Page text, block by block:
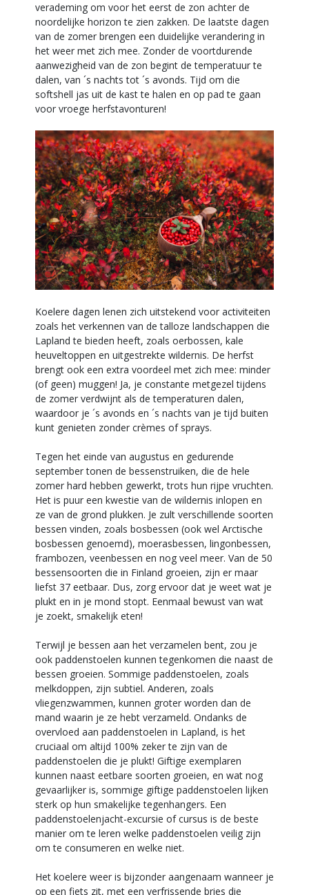
verademing om voor het eerst de zon achter de
noordelijke horizon te zien zakken. De laatste dagen
van de zomer brengen een duidelijke verandering in
het weer met zich mee. Zonder de voortdurende
aanwezigheid van de zon begint de temperatuur te
dalen, van ´s nachts tot ´s avonds. Tijd om die
softshell jas uit de kast te halen en op pad te gaan
voor vroege herfstavonturen!
Koelere dagen lenen zich uitstekend voor activiteiten
zoals het verkennen van de talloze landschappen die
Lapland te bieden heeft, zoals oerbossen, kale
heuveltoppen en uitgestrekte wildernis. De herfst
brengt ook een extra voordeel met zich mee: minder
(of geen) muggen! Ja, je constante metgezel tijdens
de zomer verdwijnt als de temperaturen dalen,
waardoor je ´s avonds en ´s nachts van je tijd buiten
kunt genieten zonder crèmes of sprays.
Tegen het einde van augustus en gedurende
september tonen de bessenstruiken, die de hele
zomer hard hebben gewerkt, trots hun rijpe vruchten.
Het is puur een kwestie van de wildernis inlopen en
ze van de grond plukken. Je zult verschillende soorten
bessen vinden, zoals bosbessen (ook wel Arctische
bosbessen genoemd), moerasbessen, lingonbessen,
frambozen, veenbessen en nog veel meer. Van de 50
bessensoorten die in Finland groeien, zijn er maar
liefst 37 eetbaar. Dus, zorg ervoor dat je weet wat je
plukt en in je mond stopt. Eenmaal bewust van wat
je zoekt, smakelijk eten!
Terwijl je bessen aan het verzamelen bent, zou je
ook paddenstoelen kunnen tegenkomen die naast de
bessen groeien. Sommige paddenstoelen, zoals
melkdoppen, zijn subtiel. Anderen, zoals
vliegenzwammen, kunnen groter worden dan de
mand waarin je ze hebt verzameld. Ondanks de
overvloed aan paddenstoelen in Lapland, is het
cruciaal om altijd 100% zeker te zijn van de
paddenstoelen die je plukt! Giftige exemplaren
kunnen naast eetbare soorten groeien, en wat nog
gevaarlijker is, sommige giftige paddenstoelen lijken
sterk op hun smakelijke tegenhangers. Een
paddenstoelenjacht-excursie of cursus is de beste
manier om te leren welke paddenstoelen veilig zijn
om te consumeren en welke niet.
Het koelere weer is bijzonder aangenaam wanneer je
op een fiets zit, met een verfrissende bries die